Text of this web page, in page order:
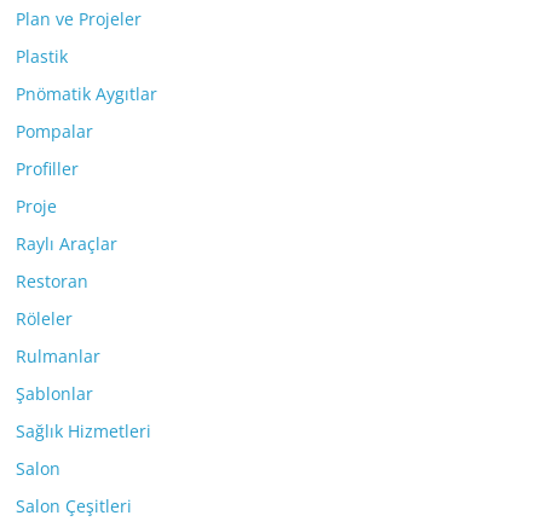
Plan ve Projeler
Plastik
Pnömatik Aygıtlar
Pompalar
Profiller
Proje
Raylı Araçlar
Restoran
Röleler
Rulmanlar
Şablonlar
Sağlık Hizmetleri
Salon
Salon Çeşitleri